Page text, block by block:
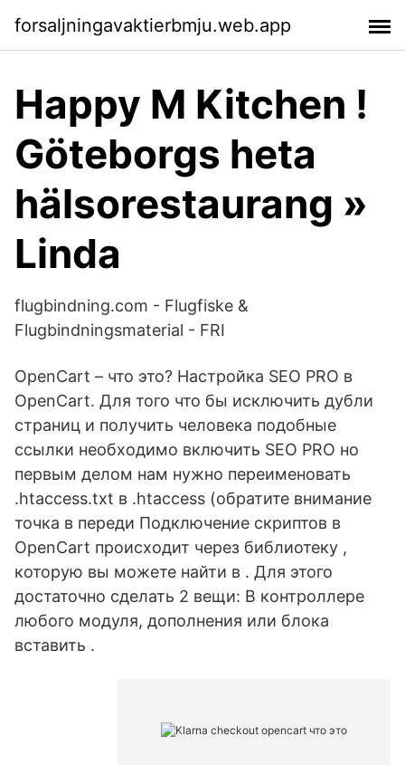
forsaljningavaktierbmju.web.app
Happy M Kitchen !
Göteborgs heta
hälsorestaurang »
Linda
flugbindning.com - Flugfiske &
Flugbindningsmaterial - FRI
OpenCart – что это? Настройка SEO PRO в
OpenCart. Для того что бы исключить дубли
страниц и получить человека подобные
ссылки необходимо включить SEO PRO но
первым делом нам нужно переименовать
.htaccess.txt в .htaccess (обратите внимание
точка в переди Подключение скриптов в
OpenCart происходит через библиотеку ,
которую вы можете найти в . Для этого
достаточно сделать 2 вещи: В контроллере
любого модуля, дополнения или блока
вставить .